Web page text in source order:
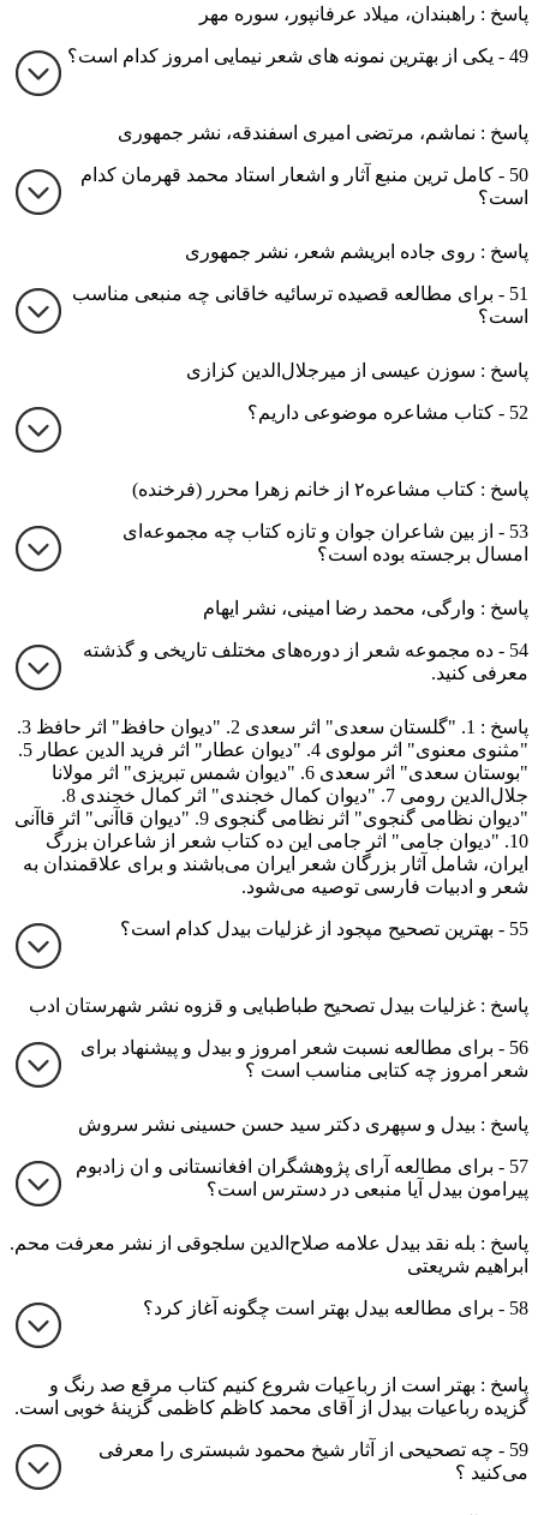
پاسخ : راهبندان، میلاد عرفانپور، سوره مهر
49 - یکی از بهترین نمونه های شعر نیمایی امروز کدام است؟
پاسخ : نماشم، مرتضی امیری اسفندقه، نشر جمهوری
50 - کامل ترین منبع آثار و اشعار استاد محمد قهرمان کدام
است؟
پاسخ : روی جاده ابریشم شعر، نشر جمهوری
51 - برای مطالعه قصیده ترسائیه خاقانی چه منبعی مناسب
است؟
پاسخ : سوزن عیسی از میرجلال‌الدین کزازی
52 - کتاب مشاعره موضوعی داریم؟
پاسخ : کتاب مشاعره۲ از خانم زهرا محرر (فرخنده)
53 - از بین شاعران جوان و تازه کتاب چه مجموعه‌ای
امسال برجسته بوده است؟
پاسخ : وارگی، محمد رضا امینی، نشر ایهام
54 - ده مجموعه شعر از دوره‌های مختلف تاریخی و گذشته
معرفی کنید.
پاسخ : 1. "گلستان سعدی" اثر سعدی 2. "دیوان حافظ" اثر حافظ 3.
"مثنوی معنوی" اثر مولوی 4. "دیوان عطار" اثر فرید الدین عطار 5.
"بوستان سعدی" اثر سعدی 6. "دیوان شمس تبریزی" اثر مولانا
جلال‌الدین رومی 7. "دیوان کمال خجندی" اثر کمال خجندی 8.
"دیوان نظامی گنجوی" اثر نظامی گنجوی 9. "دیوان قاآنی" اثر قاآنی
10. "دیوان جامی" اثر جامی این ده کتاب شعر از شاعران بزرگ
ایران، شامل آثار بزرگان شعر ایران می‌باشند و برای علاقمندان به
شعر و ادبیات فارسی توصیه می‌شود.
55 - بهترین تصحیح مپجود از غزلیات بیدل کدام است؟
پاسخ : غزلیات بیدل تصحیح طباطبایی و قزوه نشر شهرستان ادب
56 - برای مطالعه نسبت شعر امروز و بیدل و پیشنهاد برای
شعر امروز چه کتابی مناسب است ؟
پاسخ : بیدل و سپهری دکتر سید حسن حسینی نشر سروش
57 - برای مطالعه آرای پژوهشگران افغانستانی و ان زادبوم
پیرامون بیدل آیا منبعی در دسترس است؟
پاسخ : بله نقد بیدل علامه صلاح‌الدین سلجوقی از نشر معرفت محم.
ابراهیم شریعتی
58 - برای مطالعه بیدل بهتر است چگونه آغاز کرد؟
پاسخ : بهتر است از رباعیات شروع کنیم کتاب مرقع صد رنگ و
گزیده رباعیات بیدل از آقای محمد کاظم کاظمی گزینهٔ خوبی است.
59 - چه تصحیحی از آثار شیخ محمود شبستری را معرفی
می‌کنید ؟